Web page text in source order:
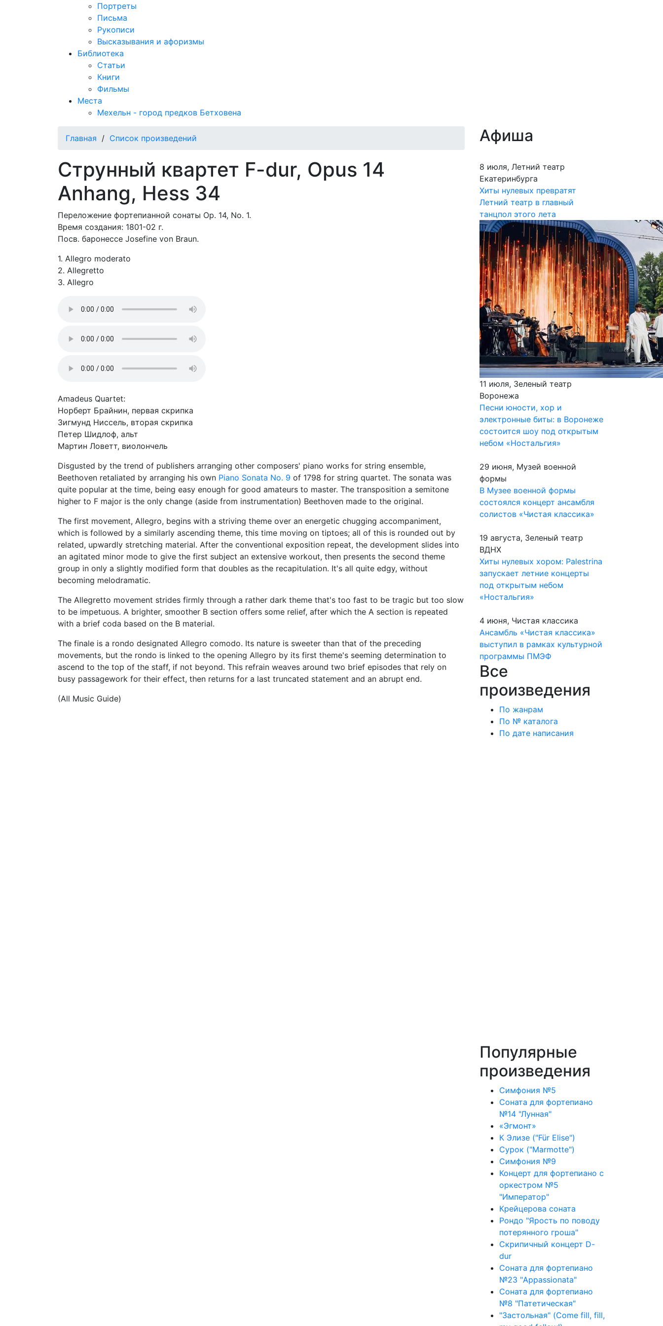
Портреты
Письма
Рукописи
Высказывания и афоризмы
Библиотека
Статьи
Книги
Фильмы
Места
Мехельн - город предков Бетховена
Главная / Список произведений
Струнный квартет F-dur, Opus 14
Anhang, Hess 34
Переложение фортепианной сонаты Op. 14, No. 1.
Время создания: 1801-02 г.
Посв. баронессе Josefine von Braun.
1. Allegro moderato
2. Allegretto
3. Allegro
Amadeus Quartet:
Норберт Брайнин, первая скрипка
Зигмунд Ниссель, вторая скрипка
Петер Шидлоф, альт
Мартин Ловетт, виолончель
Disgusted by the trend of publishers arranging other composers' piano works for string ensemble,
Beethoven retaliated by arranging his own Piano Sonata No. 9 of 1798 for string quartet. The sonata was
quite popular at the time, being easy enough for good amateurs to master. The transposition a semitone
higher to F major is the only change (aside from instrumentation) Beethoven made to the original.
The first movement, Allegro, begins with a striving theme over an energetic chugging accompaniment,
which is followed by a similarly ascending theme, this time moving on tiptoes; all of this is rounded out by
related, upwardly stretching material. After the conventional exposition repeat, the development slides into
an agitated minor mode to give the first subject an extensive workout, then presents the second theme
group in only a slightly modified form that doubles as the recapitulation. It's all quite edgy, without
becoming melodramatic.
The Allegretto movement strides firmly through a rather dark theme that's too fast to be tragic but too slow
to be impetuous. A brighter, smoother B section offers some relief, after which the A section is repeated
with a brief coda based on the B material.
The finale is a rondo designated Allegro comodo. Its nature is sweeter than that of the preceding
movements, but the rondo is linked to the opening Allegro by its first theme's seeming determination to
ascend to the top of the staff, if not beyond. This refrain weaves around two brief episodes that rely on
busy passagework for their effect, then returns for a last truncated statement and an abrupt end.
(All Music Guide)
Афиша
8 июля, Летний театр
Екатеринбурга
Хиты нулевых превратят
Летний театр в главный
танцпол этого лета
11 июля, Зеленый театр
Воронежа
Песни юности, хор и
электронные биты: в Воронеже
состоится шоу под открытым
небом «Ностальгия»
29 июня, Музей военной
формы
В Музее военной формы
состоялся концерт ансамбля
солистов «Чистая классика»
19 августа, Зеленый театр
ВДНХ
Хиты нулевых хором: Palestrina
запускает летние концерты
под открытым небом
«Ностальгия»
4 июня, Чистая классика
Ансамбль «Чистая классика»
выступил в рамках культурной
программы ПМЭФ
Все
произведения
По жанрам
По № каталога
По дате написания
Популярные
произведения
Симфония №5
Соната для фортепиано
№14 "Лунная"
«Эгмонт»
К Элизе ("Für Elise")
Сурок ("Marmotte")
Симфония №9
Концерт для фортепиано с
оркестром №5
"Император"
Крейцерова соната
Рондо "Ярость по поводу
потерянного гроша"
Скрипичный концерт D-
dur
Соната для фортепиано
№23 "Appassionata"
Соната для фортепиано
№8 "Патетическая"
"Застольная" (Come fill, fill,